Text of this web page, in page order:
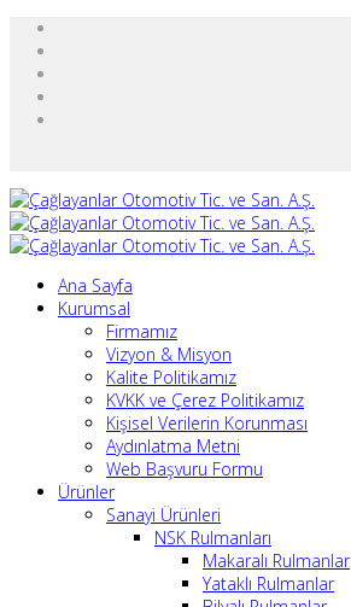
Ana Sayfa
Kurumsal
Firmamız
Vizyon & Misyon
Kalite Politikamız
KVKK ve Çerez Politikamız
Kişisel Verilerin Korunması
Aydınlatma Metni
Web Başvuru Formu
Ürünler
Sanayi Ürünleri
NSK Rulmanları
Makaralı Rulmanlar
Yataklı Rulmanlar